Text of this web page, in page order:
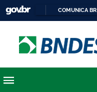
COMUNICA BR